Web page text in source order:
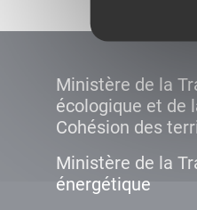
Ministère de la
écologique et de
Cohésion des
Ministère de la
énergétique